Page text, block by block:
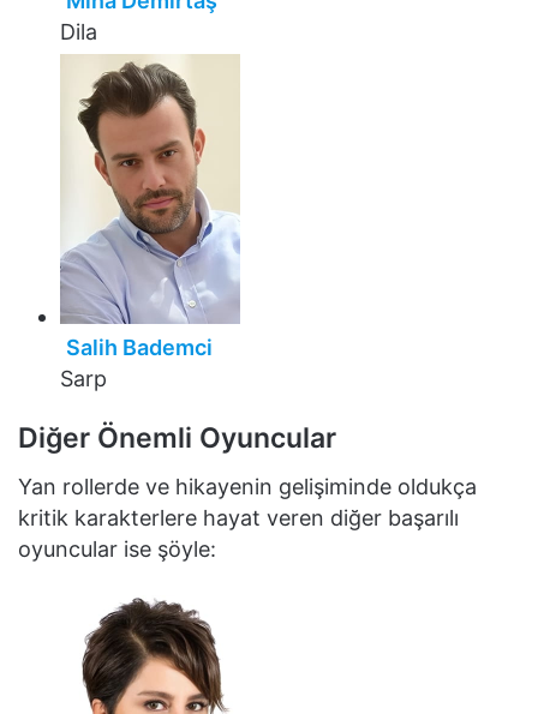
Dila
Salih Bademci
Sarp
Diğer Önemli Oyuncular
Yan rollerde ve hikayenin gelişiminde oldukça
kritik karakterlere hayat veren diğer başarılı
oyuncular ise şöyle: